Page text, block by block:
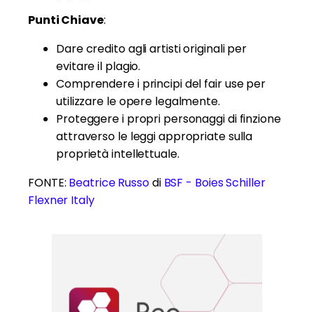
Punti Chiave:
Dare credito agli artisti originali per
evitare il plagio.
Comprendere i principi del fair use per
utilizzare le opere legalmente.
Proteggere i propri personaggi di finzione
attraverso le leggi appropriate sulla
proprietà intellettuale.
FONTE: Beatrice Russodi BSF - Boies Schiller
Flexner Italy